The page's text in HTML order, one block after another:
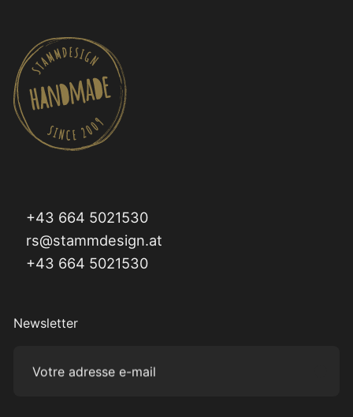
+43 664 5021530
rs@stammdesign.at
+43 664 5021530
Newsletter
Votre adresse e-mail